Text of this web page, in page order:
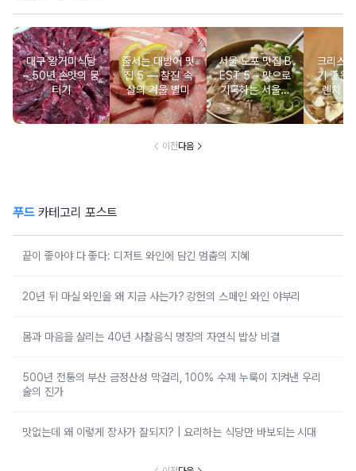
대구 왕거미식당
– 50년 손맛의 뭉
티기
줄서는 대방어 맛
집 5 ― 찰진 속
살의 겨울 별미
서울 노포 맛집 B
EST 5 – 맛으로
기록하는 서울의
시간
크리스
기 좋은
렌치
이전다음
푸드카테고리 포스트
끝이 좋아야 다 좋다: 디저트 와인에 담긴 멈춤의 지혜
20년 뒤 마실 와인을 왜 지금 사는가? 강헌의 스페인 와인 야부리
몸과 마음을 살리는 40년 사찰음식 명장의 자연식 밥상 비결
500년 전통의 부산 금정산성 막걸리, 100% 수제 누룩이 지켜낸 우리
술의 진가
맛없는데 왜 이렇게 장사가 잘되지? | 요리하는 식당만 바보되는 시대